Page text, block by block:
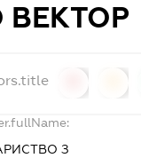
ВЕКТОР
З